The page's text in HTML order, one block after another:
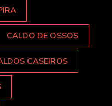
CALDO DE OSSOS
CASEIROS